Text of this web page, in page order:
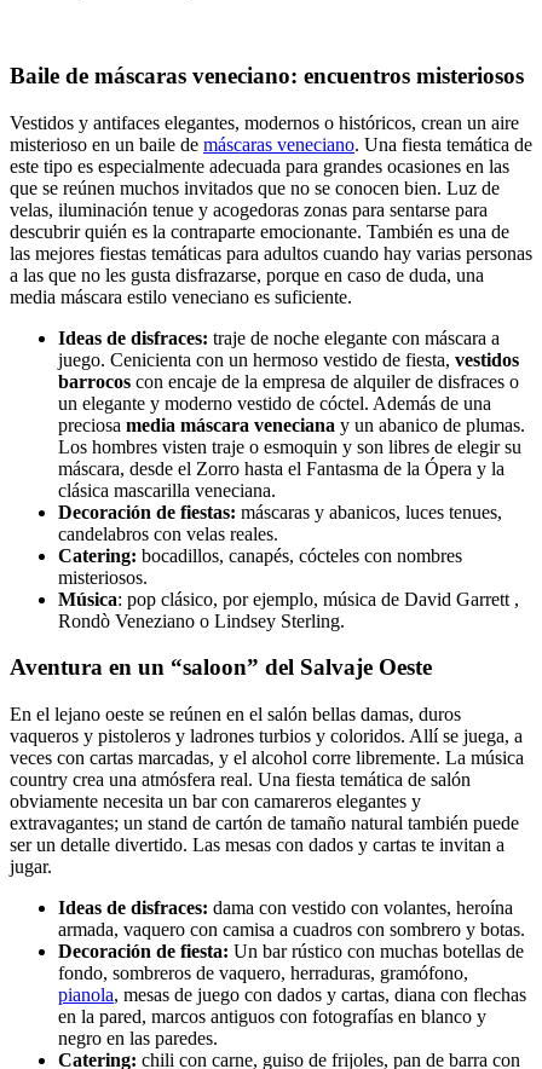
Baile de máscaras veneciano: encuentros misteriosos
Vestidos y antifaces elegantes, modernos o históricos, crean un aire
misterioso en un baile de máscaras veneciano. Una fiesta temática de
este tipo es especialmente adecuada para grandes ocasiones en las
que se reúnen muchos invitados que no se conocen bien. Luz de
velas, iluminación tenue y acogedoras zonas para sentarse para
descubrir quién es la contraparte emocionante. También es una de
las mejores fiestas temáticas para adultos cuando hay varias personas
a las que no les gusta disfrazarse, porque en caso de duda, una
media máscara estilo veneciano es suficiente.
Ideas de disfraces: traje de noche elegante con máscara a
juego. Cenicienta con un hermoso vestido de fiesta, vestidos
barrocos con encaje de la empresa de alquiler de disfraces o
un elegante y moderno vestido de cóctel. Además de una
preciosa media máscara veneciana y un abanico de plumas.
Los hombres visten traje o esmoquin y son libres de elegir su
máscara, desde el Zorro hasta el Fantasma de la Ópera y la
clásica mascarilla veneciana.
Decoración de fiestas: máscaras y abanicos, luces tenues,
candelabros con velas reales.
Catering: bocadillos, canapés, cócteles con nombres
misteriosos.
Música: pop clásico, por ejemplo, música de David Garrett ,
Rondò Veneziano o Lindsey Sterling.
Aventura en un “saloon” del Salvaje Oeste
En el lejano oeste se reúnen en el salón bellas damas, duros
vaqueros y pistoleros y ladrones turbios y coloridos. Allí se juega, a
veces con cartas marcadas, y el alcohol corre libremente. La música
country crea una atmósfera real. Una fiesta temática de salón
obviamente necesita un bar con camareros elegantes y
extravagantes; un stand de cartón de tamaño natural también puede
ser un detalle divertido. Las mesas con dados y cartas te invitan a
jugar.
Ideas de disfraces: dama con vestido con volantes, heroína
armada, vaquero con camisa a cuadros con sombrero y botas.
Decoración de fiesta: Un bar rústico con muchas botellas de
fondo, sombreros de vaquero, herraduras, gramófono,
pianola, mesas de juego con dados y cartas, diana con flechas
en la pared, marcos antiguos con fotografías en blanco y
negro en las paredes.
Catering: chili con carne, guiso de frijoles, pan de barra con